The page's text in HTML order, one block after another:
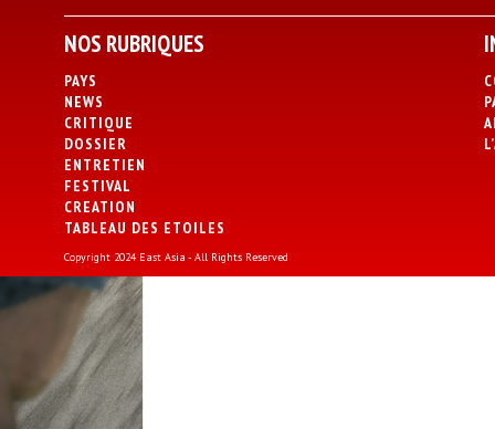
NOS RUBRIQUES
PAYS
NEWS
CRITIQUE
DOSSIER
ENTRETIEN
FESTIVAL
CREATION
TABLEAU DES ETOILES
Copyright 2024 East Asia - All Rights Reserved